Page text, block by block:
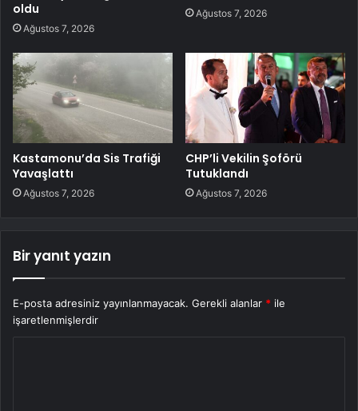
oldu
Ağustos 7, 2026
Ağustos 7, 2026
Kastamonu’da Sis Trafiği
Yavaşlattı
Ağustos 7, 2026
CHP’li Vekilin Şoförü
Tutuklandı
Ağustos 7, 2026
Bir yanıt yazın
E-posta adresiniz yayınlanmayacak. Gerekli alanlar * ile
işaretlenmişlerdir